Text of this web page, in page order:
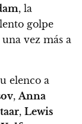
, la
golpe
vez más a
elenco a
,Anna
, Lewis